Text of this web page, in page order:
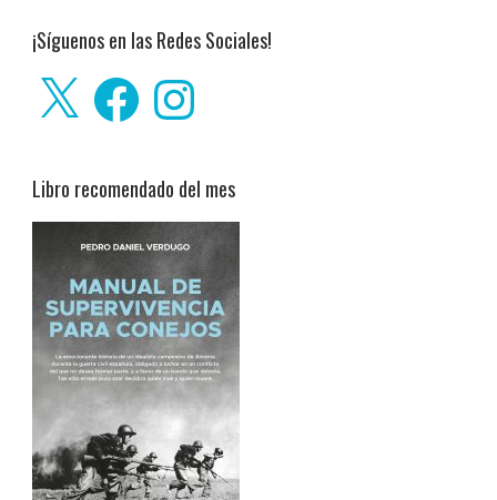
¡Síguenos en las Redes Sociales!
FacebookInstagram
Libro recomendado del mes